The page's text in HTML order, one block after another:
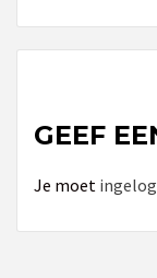
GEEF
Je moet